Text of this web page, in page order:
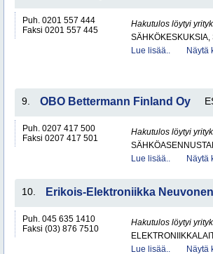
Puh. 0201 557 444
Faksi 0201 557 445
Hakutulos löytyi
SÄHKÖKESKUKSIA,
Lue lisää..
Näytä
9. OBO Bettermann Finland Oy
Puh. 0207 417 500
Faksi 0207 417 501
Hakutulos löytyi
Lue lisää..
Näytä
10. Erikois-Elektroniikka
Puh. 045 635 1410
Faksi (03) 876 7510
Hakutulos löytyi
Lue lisää..
Näytä